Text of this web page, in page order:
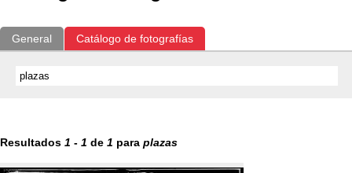
General Catálogo de fotografías
Resultados 1 - 1 de 1 para plazas